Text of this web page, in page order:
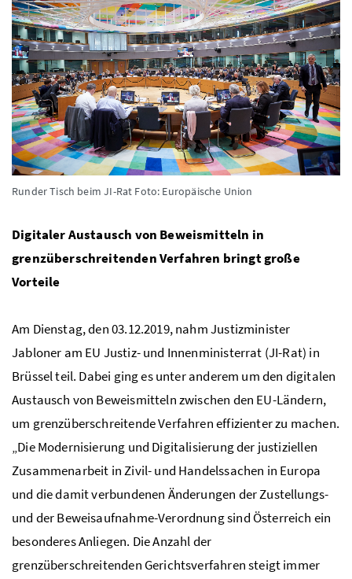
Runder Tisch beim JI-Rat Foto: Europäische Union
Digitaler Austausch von Beweismitteln in
grenzüberschreitenden Verfahren bringt große
Vorteile
Am Dienstag, den 03.12.2019, nahm Justizminister
Jabloner am EU Justiz- und Innenministerrat (JI-Rat) in
Brüssel teil. Dabei ging es unter anderem um den digitalen
Austausch von Beweismitteln zwischen den EU-Ländern,
um grenzüberschreitende Verfahren effizienter zu machen.
„Die Modernisierung und Digitalisierung der justiziellen
Zusammenarbeit in Zivil- und Handelssachen in Europa
und die damit verbundenen Änderungen der Zustellungs-
und der Beweisaufnahme-Verordnung sind Österreich ein
besonderes Anliegen. Die Anzahl der
grenzüberschreitenden Gerichtsverfahren steigt immer